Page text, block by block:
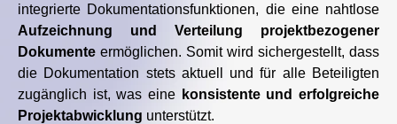
integrierte Dokumentationsfunktionen, die eine nahtlose
Aufzeichnung und Verteilung projektbezogener
Dokumente ermöglichen. Somit wird sichergestellt, dass
die Dokumentation stets aktuell und für alle Beteiligten
zugänglich ist, was eine konsistente und erfolgreiche
Projektabwicklung unterstützt.